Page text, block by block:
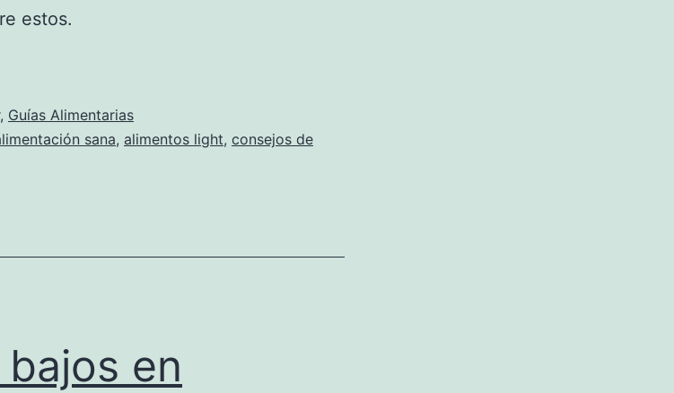
estos.
, Guías Alimentarias
sana, alimentos light, consejos de
en